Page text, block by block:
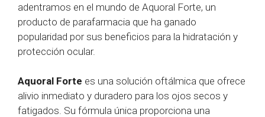
adentramos en el mundo de Aquoral Forte, un
producto de parafarmacia que ha ganado
popularidad por sus beneficios para la hidratación y
protección ocular.
Aquoral Forte es una solución oftálmica que ofrece
alivio inmediato y duradero para los ojos secos y
fatigados. Su fórmula única proporciona una